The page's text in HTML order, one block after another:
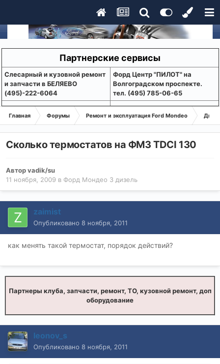
Партнерские сервисы
Слесарный и кузовной ремонт
и запчасти в БЕЛЯЕВО
(495)-222-6064
Форд Центр "ПИЛОТ" на
Волгоградском проспекте.
тел. (495) 785-06-65
Главная Форумы Ремонт и эксплуатация Ford Mondeo
Сколько термостатов на ФМ3 TDCI 130
Авторvadik/su
11 ноября, 2009 в Форд Мондео 3 дизель
zaimist
Опубликовано 8 ноября, 2011
как менять такой термостат, порядок действий?
Партнеры клуба, запчасти, ремонт, ТО, кузовной ремонт, доп
оборудование
leonov_s
Опубликовано 8 ноября, 2011